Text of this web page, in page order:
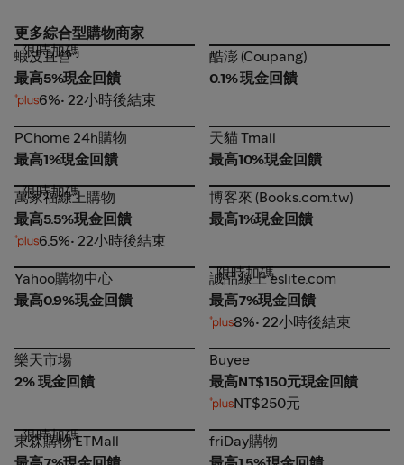
更多綜合型購物商家
蝦皮直營
限時加碼
蝦皮直營
最高5%現金回饋
6%• 22小時後結束
酷澎 (Coupang)
酷澎 (Coupang)
0.1% 現金回饋
PChome 24h購物
PChome 24h購物
最高1%現金回饋
天貓 Tmall
天貓 Tmall
最高10%現金回饋
萬家福線上購物
限時加碼
萬家福線上購物
最高5.5%現金回饋
6.5%• 22小時後結束
博客來 (Books.com.tw)
博客來 (Books.com.tw)
最高1%現金回饋
Yahoo購物中心
Yahoo購物中心
最高0.9%現金回饋
誠品線上 eslite.com
限時加碼
誠品線上 eslite.com
最高7%現金回饋
8%• 22小時後結束
樂天市場
樂天市場
2% 現金回饋
Buyee
Buyee
最高NT$150元現金回饋
NT$250元
東森購物 ETMall
限時加碼
東森購物 ETMall
friDay購物
friDay購物